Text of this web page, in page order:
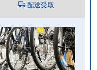
配送受取